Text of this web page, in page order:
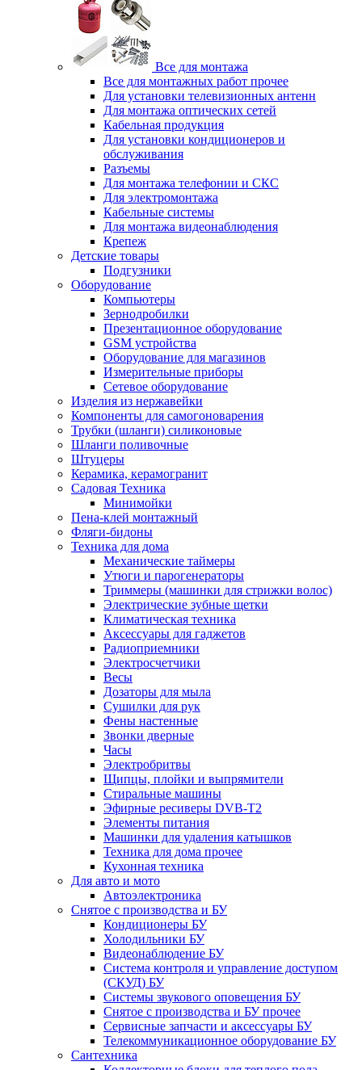
Все для монтажа
Все для монтажных работ прочее
Для установки телевизионных антенн
Для монтажа оптических сетей
Кабельная продукция
Для установки кондиционеров и
обслуживания
Разъемы
Для монтажа телефонии и СКС
Для электромонтажа
Кабельные системы
Для монтажа видеонаблюдения
Крепеж
Детские товары
Подгузники
Оборудование
Компьютеры
Зернодробилки
Презентационное оборудование
GSM устройства
Оборудование для магазинов
Измерительные приборы
Сетевое оборудование
Изделия из нержавейки
Компоненты для самогоноварения
Трубки (шланги) силиконовые
Шланги поливочные
Штуцеры
Керамика, керамогранит
Садовая Техника
Минимойки
Пена-клей монтажный
Фляги-бидоны
Техника для дома
Механические таймеры
Утюги и парогенераторы
Триммеры (машинки для стрижки волос)
Электрические зубные щетки
Климатическая техника
Аксессуары для гаджетов
Радиоприемники
Электросчетчики
Весы
Дозаторы для мыла
Сушилки для рук
Фены настенные
Звонки дверные
Часы
Электробритвы
Щипцы, плойки и выпрямители
Стиральные машины
Эфирные ресиверы DVB-T2
Элементы питания
Машинки для удаления катышков
Техника для дома прочее
Кухонная техника
Для авто и мото
Автоэлектроника
Снятое с производства и БУ
Кондиционеры БУ
Холодильники БУ
Видеонаблюдение БУ
Система контроля и управление доступом
(СКУД) БУ
Системы звукового оповещения БУ
Снятое с производства и БУ прочее
Сервисные запчасти и аксессуары БУ
Телекоммуникационное оборудование БУ
Сантехника